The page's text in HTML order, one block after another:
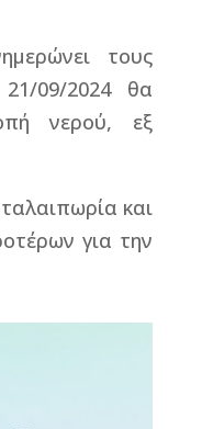
τους
09/2024 θα
νερού, εξ
και
για την